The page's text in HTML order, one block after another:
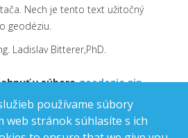
Nech je tento text užitočný
geodéziu.
Ladislav Bitterer,PhD.
v súboregeodezia.zip
používame súbory
web stránok súhlasíte s ich